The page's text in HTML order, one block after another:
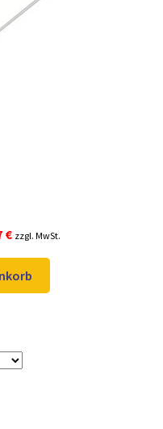
€Aktueller
ist:
69,97 €.
zzgl. MwSt.